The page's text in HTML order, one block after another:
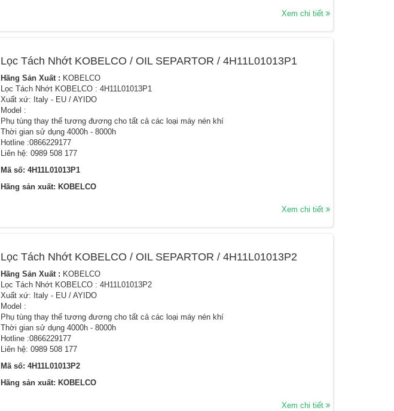
Xem chi tiết
Lọc Tách Nhớt KOBELCO / OIL SEPARTOR / 4H11L01013P1
Hãng Sản Xuất : KOBELCO
Lọc Tách Nhớt KOBELCO : 4H11L01013P1
Xuất xứ: Italy - EU / AYIDO
Model :
Phụ tùng thay thế tương đương cho tất cả các loại máy nén khí
Thời gian sử dụng 4000h - 8000h
Hotline :0866229177
Liên hệ: 0989 508 177
Mã số: 4H11L01013P1
Hãng sản xuất: KOBELCO
Xem chi tiết
Lọc Tách Nhớt KOBELCO / OIL SEPARTOR / 4H11L01013P2
Hãng Sản Xuất : KOBELCO
Lọc Tách Nhớt KOBELCO : 4H11L01013P2
Xuất xứ: Italy - EU / AYIDO
Model :
Phụ tùng thay thế tương đương cho tất cả các loại máy nén khí
Thời gian sử dụng 4000h - 8000h
Hotline :0866229177
Liên hệ: 0989 508 177
Mã số: 4H11L01013P2
Hãng sản xuất: KOBELCO
Xem chi tiết